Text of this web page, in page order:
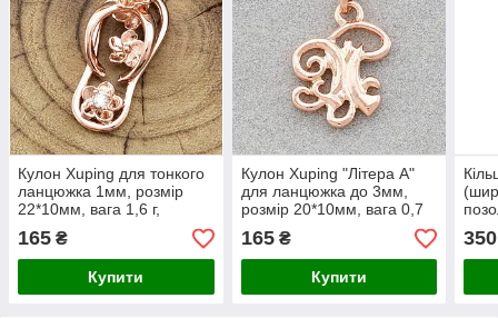
Кулон Xuping для тонкого
ланцюжка 1мм, розмір
22*10мм, вага 1,6 г,
позолота РВ
165 ₴
Купити
Кулон Xuping "Літера А"
для ланцюжка до 3мм,
розмір 20*10мм, вага 0,7
м, позолота РВ
165₴
Купити
350